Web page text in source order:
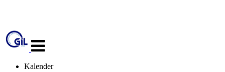
navigasjon
Kalender